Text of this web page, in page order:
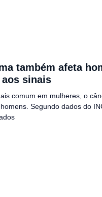
também afeta
sinais
comum em mulheres, o
Segundo dados do